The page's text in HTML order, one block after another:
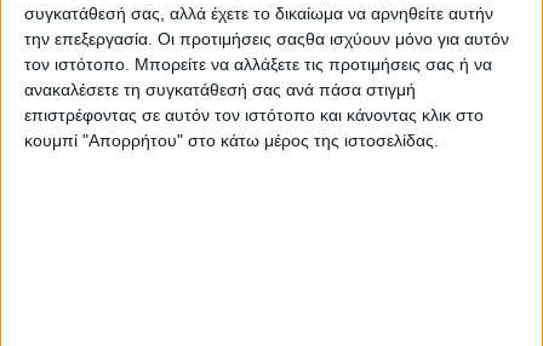
συγκατάθεσή σας, αλλά έχετε το δικαίωμα να αρνηθείτε αυτήν
την επεξεργασία. Οι προτιμήσεις σαςθα ισχύουν μόνο για αυτόν
τον ιστότοπο. Μπορείτε να αλλάξετε τις προτιμήσεις σας ή να
ανακαλέσετε τη συγκατάθεσή σας ανά πάσα στιγμή
επιστρέφοντας σε αυτόν τον ιστότοπο και κάνοντας κλικ στο
κουμπί "Απορρήτου" στο κάτω μέρος της ιστοσελίδας.